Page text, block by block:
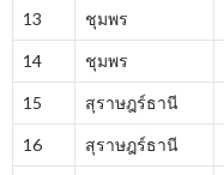
13 ชุมพร
14 ชุมพร
15 สุราษฎร์ธานี
16 สุราษฎร์ธานี